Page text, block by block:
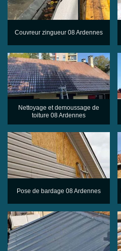
Couvreur zingueur 08 Ardennes
Nettoyage et demoussage de
toiture 08 Ardennes
Pose de bardage 08 Ardennes